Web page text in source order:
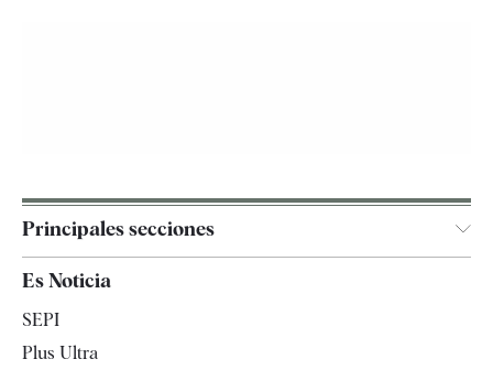
Principales secciones
España
Es Noticia
SEPI
Plus Ultra